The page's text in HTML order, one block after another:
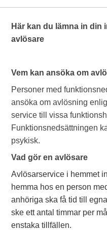
Här kan du lämna in din
avlösare
Vem kan ansöka om
Personer med
ansöka om avlösning
service till vissa
Funktionsnedsättningen
psykisk.
Vad gör en avlösare
Avlösarservice i hemmet
hemma hos en person
anhöriga ska få tid till
ske ett antal timmar per
enstaka tillfällen.